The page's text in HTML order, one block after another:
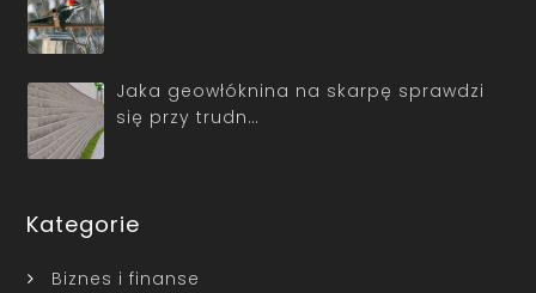
Jaka geowłóknina na skarpę sprawdzi
się przy trudn…
Kategorie
Biznes i finanse